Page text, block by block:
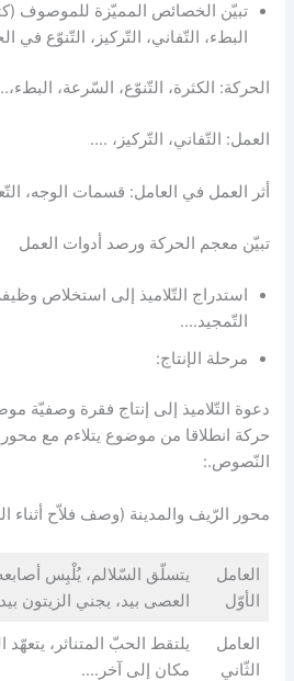
تبيّن الخصائص المميّزة للموصوف
البطء، التّفاني، التّركيز، التّنوّع في
الحركة: الكثرة، التّنوّع، السّرعة،
العمل: التّفاني، التّركيز، ….
أثر العمل في العامل: قسمات الوجه،
تبيّن معجم الحركة ورصد أدوات العمل
استدراج التّلاميذ إلى استخلاص
التّمجيد….
مرحلة الإنتاج:
دعوة التّلاميذ إلى إنتاج فقرة وصفيّة
حركة انطلاقا من موضوع يتلاءم مع
النّصوص.:
محور الرّيف والمدينة (وصف فلاّح أثناء
العامل
الأوّل
يتسلّق السّلالم، يُلْبِس
العصى بيد، يجني الزيتون
العامل
الثّاني
يلتقط الحبّ المتناثر،
مكان إلى آخر….